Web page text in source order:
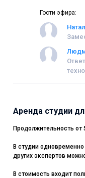
Гости эфира:
Аренда студии
Продолжительность от
В студии одновременно
других экспертов
В стоимость входит